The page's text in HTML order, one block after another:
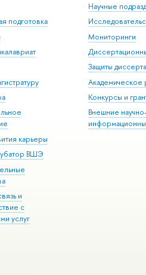
подготовка
карьеры
ВШЭ
и
с
услуг
Научные
Мониторинги
Защиты
Академическое
Конкурсы и
Внешние научно-